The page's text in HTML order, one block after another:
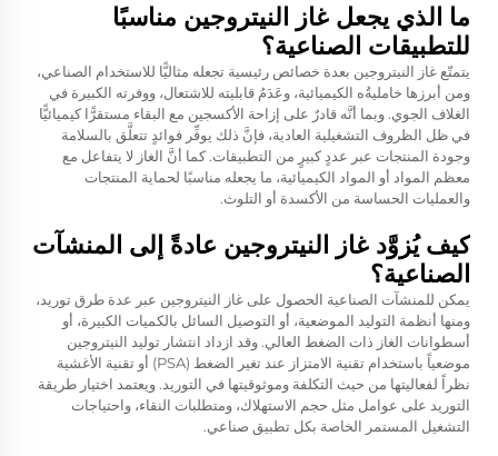
ما الذي يجعل غاز النيتروجين مناسبًا
للتطبيقات الصناعية؟
يتمتّع غاز النيتروجين بعدة خصائص رئيسية تجعله مثاليًّا للاستخدام الصناعي،
ومن أبرزها خامليةُه الكيميائية، وعَدَمُ قابليته للاشتعال، ووفرته الكبيرة في
الغلاف الجوي. وبما أنَّه قادرٌ على إزاحة الأكسجين مع البقاء مستقرًّا كيميائيًّا
في ظل الظروف التشغيلية العادية، فإنَّ ذلك يوفِّر فوائدٍ تتعلَّق بالسلامة
وجودة المنتجات عبر عددٍ كبيرٍ من التطبيقات. كما أنَّ الغاز لا يتفاعل مع
معظم المواد أو المواد الكيميائية، ما يجعله مناسبًا لحماية المنتجات
والعمليات الحساسة من الأكسدة أو التلوث.
كيف يُزوَّد غاز النيتروجين عادةً إلى المنشآت
الصناعية؟
يمكن للمنشآت الصناعية الحصول على غاز النيتروجين عبر عدة طرق توريد،
ومنها أنظمة التوليد الموضعية، أو التوصيل السائل بالكميات الكبيرة، أو
أسطوانات الغاز ذات الضغط العالي. وقد ازداد انتشار توليد النيتروجين
موضعياً باستخدام تقنية الامتزاز عند تغير الضغط (PSA) أو تقنية الأغشية
نظراً لفعاليتها من حيث التكلفة وموثوقيتها في التوريد. ويعتمد اختيار طريقة
التوريد على عوامل مثل حجم الاستهلاك، ومتطلبات النقاء، واحتياجات
التشغيل المستمر الخاصة بكل تطبيق صناعي.